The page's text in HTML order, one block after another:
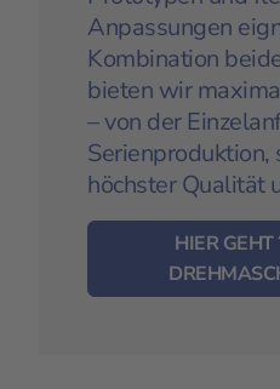
Anpassungen
Kombination
bieten wir
– von der
Serienproduktion,
höchster Qualität
HIER